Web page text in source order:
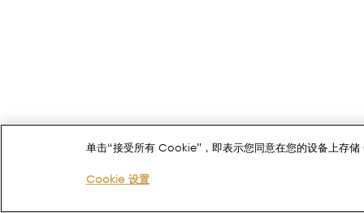
单击“接受所有 Cookie”，即表示您同意在您的设备上存
Cookie 设置